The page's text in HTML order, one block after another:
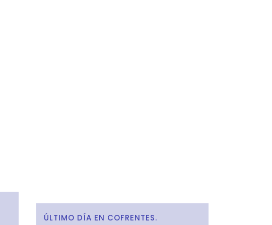
ÚLTIMO DÍA EN COFRENTES.